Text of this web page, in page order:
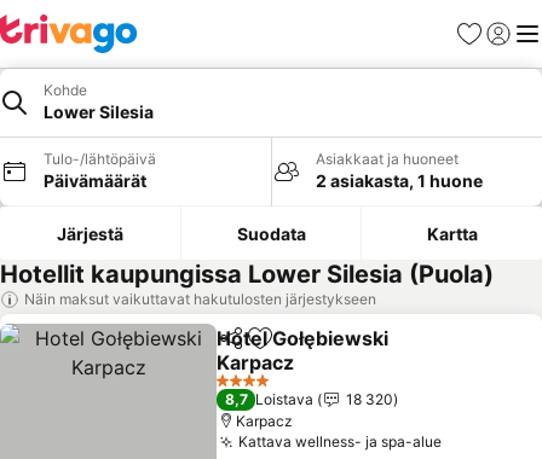
Suosikit
Kohde
Lower Silesia
Tulo-/lähtöpäivä
Päivämäärät
Asiakkaat ja huoneet
2 asiakasta, 1 huone
Järjestä Suodata Kartta
Hotellit kaupungissa Lower Silesia (Puola)
Näin maksut vaikuttavat hakutulosten järjestykseen
Jaa Lisää suosikkeihin
Hotel Gołębiewski
Karpacz
Katso hinnat
4 Tähtiluokitus
8,7 Loistava
18 320
Karpacz
Kattava wellness- ja spa-alueKatso